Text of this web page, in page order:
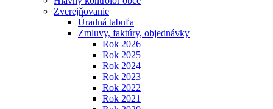
Zverejňovanie
Úradná tabuľa
Zmluvy, faktúry, objednávky
Rok 2026
Rok 2025
Rok 2024
Rok 2023
Rok 2022
Rok 2021